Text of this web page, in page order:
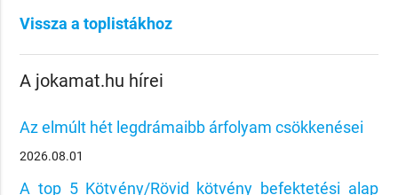
Vissza a toplistákhoz
A jokamat.hu hírei
Az elmúlt hét legdrámaibb árfolyam csökkenései
2026.08.01
A top 5 Kötvény/Rövid kötvény befektetési alap